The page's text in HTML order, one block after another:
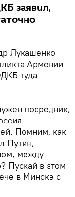
заявил,
Лукашенко
Армении
туда
посредник,
Помним, как
Путин,
между
Пускай в этом
в Минске с